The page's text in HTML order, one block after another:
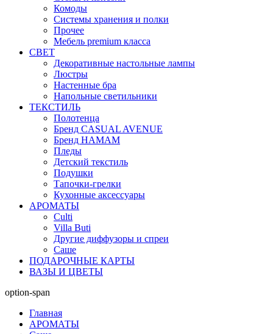
Комоды
Системы хранения и полки
Прочее
Мебель premium класса
СВЕТ
Декоративные настольные лампы
Люстры
Настенные бра
Напольные светильники
ТЕКСТИЛЬ
Полотенца
Бренд CASUAL AVENUE
Бренд HAMAM
Пледы
Детский текстиль
Подушки
Тапочки-грелки
Кухонные аксессуары
АРОМАТЫ
Culti
Villa Buti
Другие диффузоры и спреи
Саше
ПОДАРОЧНЫЕ КАРТЫ
ВАЗЫ И ЦВЕТЫ
option-span
Главная
АРОМАТЫ